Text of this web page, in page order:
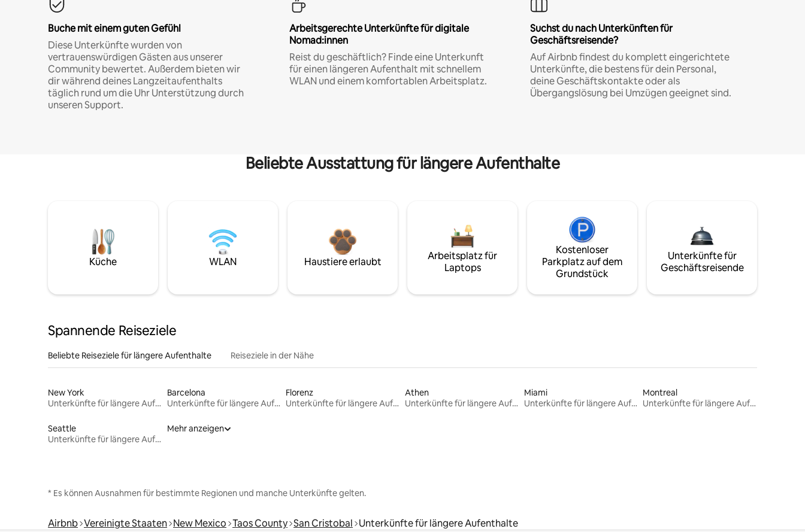
Buche mit einem guten Gefühl
Diese Unterkünfte wurden von
vertrauenswürdigen Gästen aus unserer
Community bewertet. Außerdem bieten wir
dir während deines Langzeitaufenthalts
täglich rund um die Uhr Unterstützung durch
unseren Support.
Arbeitsgerechte Unterkünfte für digitale
Nomad:innen
Reist du geschäftlich? Finde eine Unterkunft
für einen längeren Aufenthalt mit schnellem
WLAN und einem komfortablen Arbeitsplatz.
Suchst du nach Unterkünften für
Geschäftsreisende?
Auf Airbnb findest du komplett eingerichtete
Unterkünfte, die bestens für dein Personal,
deine Geschäftskontakte oder als
Übergangslösung bei Umzügen geeignet sind.
Beliebte Ausstattung für längere Aufenthalte
Küche WLAN Haustiere erlaubt
Arbeitsplatz für
Laptops
Kostenloser
Parkplatz auf dem
Grundstück
Unterkünfte für
Geschäftsreisende
Spannende Reiseziele
Beliebte Reiseziele für längere Aufenthalte Reiseziele in der Nähe
New York
Unterkünfte für längere Aufenthalte
Barcelona
Unterkünfte für längere Aufenthalte
Florenz
Unterkünfte für längere Aufenthalte
Athen
Unterkünfte für längere Aufenthalte
Miami
Unterkünfte für längere Aufenthalte
Montreal
Unterkünfte für längere Aufenthalte
Seattle
Unterkünfte für längere Aufenthalte
Mehr anzeigen
* Es können Ausnahmen für bestimmte Regionen und manche Unterkünfte gelten.
Airbnb Vereinigte Staaten New Mexico Taos County San Cristobal Unterkünfte für längere Aufenthalte